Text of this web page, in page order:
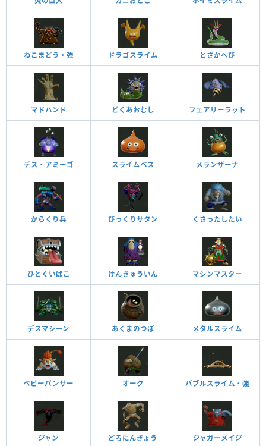
ねこまどう・強 ドラゴスライム とさかへび
マドハンド どくあおむし フェアリーラット
デス・アミーゴ スライムベス メランザーナ
からくり兵 びっくりサタン くさったしたい
ひとくいばこ けんきゅういん マシンマスター
デスマシーン あくまのつぼ メタルスライム
ベビーパンサー オーク バブルスライム・強
ジャン どろにんぎょう ジャガーメイジ